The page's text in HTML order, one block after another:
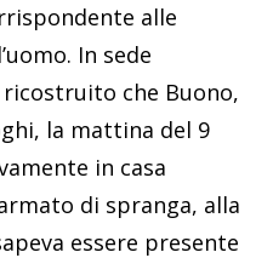
alle
In sede
che Buono,
la mattina del 9
in casa
di spranga, alla
essere presente